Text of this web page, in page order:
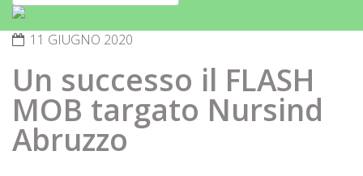
11 GIUGNO 2020
Un successo il FLASH
MOB targato Nursind
Abruzzo